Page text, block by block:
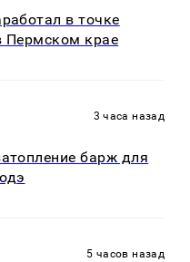
в точке
Пермском крае
3 часа назад
барж для
5 часов назад